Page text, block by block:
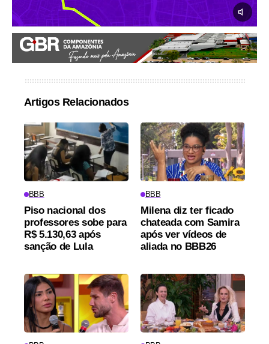
Artigos Relacionados
BBB
Piso nacional dos
professores sobe para
R$ 5.130,63 após
sanção de Lula
BBB
Milena diz ter ficado
chateada com Samira
após ver vídeos de
aliada no BBB26